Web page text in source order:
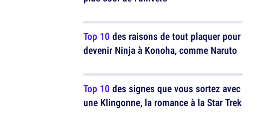
Top 10 des raisons de tout plaquer pour
devenir Ninja à Konoha, comme Naruto
Top 10 des signes que vous sortez avec
une Klingonne, la romance à la Star Trek